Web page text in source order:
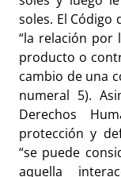
soles. El
“la relación por
producto o
cambio de una
numeral 5).
Derechos
protección y
“se puede
aquella